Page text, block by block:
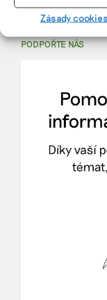
Zásady cookies
Více naEkoJobs
PODPOŘTE NÁS